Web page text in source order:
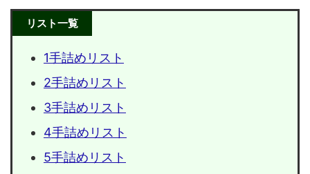
リスト一覧
1手詰めリスト
2手詰めリスト
3手詰めリスト
4手詰めリスト
5手詰めリスト